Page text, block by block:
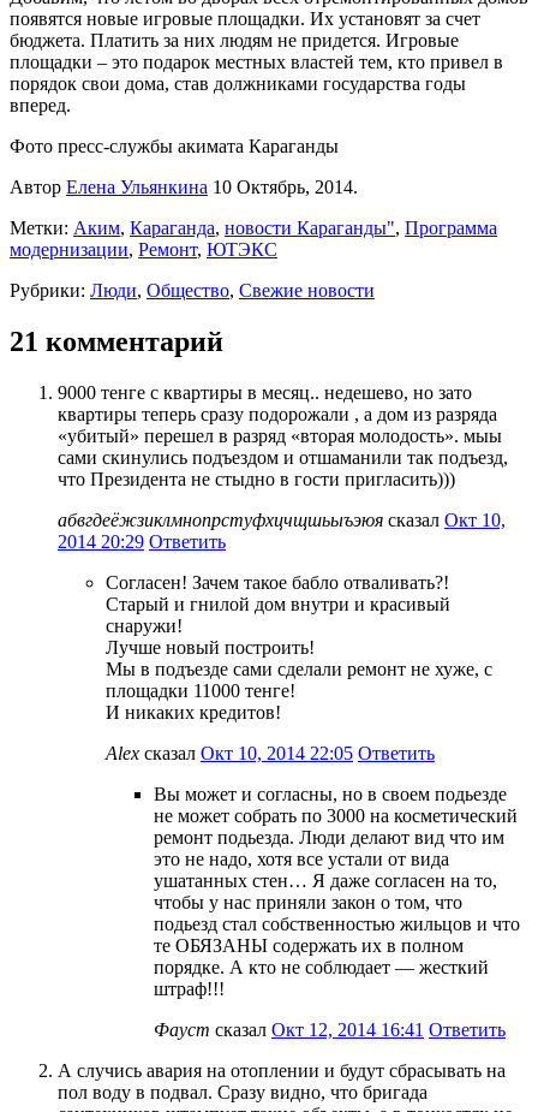
появятся новые игровые площадки. Их установят за счет
бюджета. Платить за них людям не придется. Игровые
площадки – это подарок местных властей тем, кто привел в
порядок свои дома, став должниками государства годы
вперед.
Фото пресс-службы акимата Караганды
Автор Елена Ульянкина 10 Октябрь, 2014.
Метки: Аким, Караганда, новости Караганды", Программа
модернизации, Ремонт, ЮТЭКС
Рубрики: Люди, Общество, Свежие новости
21 комментарий
9000 тенге с квартиры в месяц.. недешево, но зато
квартиры теперь сразу подорожали , а дом из разряда
«убитый» перешел в разряд «вторая молодость». мыы
сами скинулись подъездом и отшаманили так подъезд,
что Президента не стыдно в гости пригласить)))
абвгдеёжзиклмнопрстуфхцчщшьыъэюя сказал Окт 10,
2014 20:29 Ответить
Согласен! Зачем такое бабло отваливать?!
Старый и гнилой дом внутри и красивый
снаружи!
Лучше новый построить!
Мы в подъезде сами сделали ремонт не хуже, с
площадки 11000 тенге!
И никаких кредитов!
Alex сказал Окт 10, 2014 22:05 Ответить
Вы может и согласны, но в своем подьезде
не может собрать по 3000 на косметический
ремонт подьезда. Люди делают вид что им
это не надо, хотя все устали от вида
ушатанных стен… Я даже согласен на то,
чтобы у нас приняли закон о том, что
подьезд стал собственностью жильцов и что
те ОБЯЗАНЫ содержать их в полном
порядке. А кто не соблюдает — жесткий
штраф!!!
Фауст сказал Окт 12, 2014 16:41 Ответить
А случись авария на отоплении и будут сбрасывать на
пол воду в подвал. Сразу видно, что бригада